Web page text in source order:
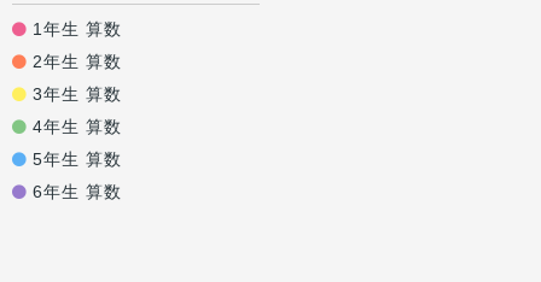
1年生 算数
2年生 算数
3年生 算数
4年生 算数
5年生 算数
6年生 算数